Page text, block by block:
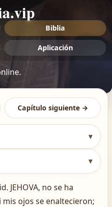
Biblia
Aplicación
Capítulo siguiente →
▾
▾
JEHOVA, no se ha
ojos se enaltecieron;